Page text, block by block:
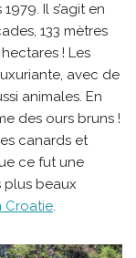
Il s’agit en
133 mètres
! Les
avec de
animales. En
des ours bruns !
canards et
ce fut une
plus beaux
Croatie.